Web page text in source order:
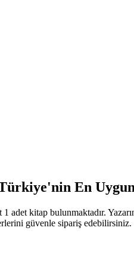
En Uygun
1 adet kitap bulunmaktadır.
güvenle sipariş edebilirsiniz.